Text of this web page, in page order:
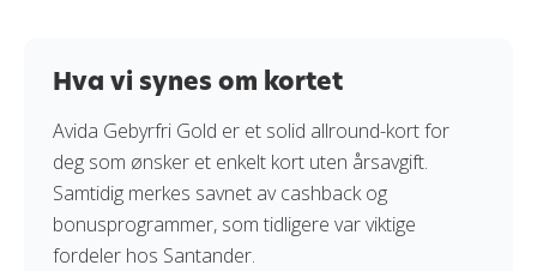
Hva vi synes om kortet
Avida Gebyrfri Gold er et solid allround-kort for
deg som ønsker et enkelt kort uten årsavgift.
Samtidig merkes savnet av cashback og
bonusprogrammer, som tidligere var viktige
fordeler hos Santander.